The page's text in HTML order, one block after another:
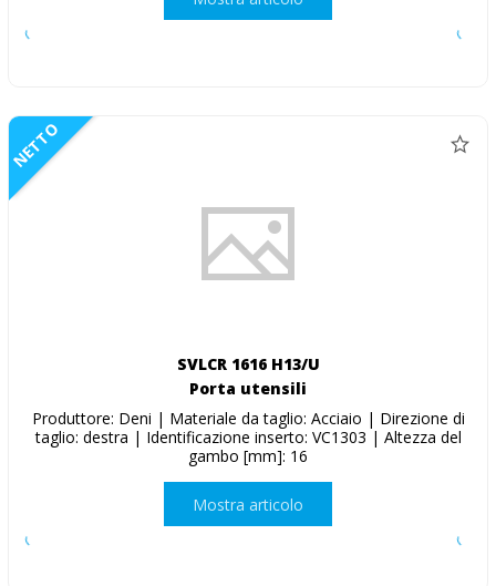
NETTO
SVLCR 1616 H13/U
Porta utensili
Produttore: Deni | Materiale da taglio: Acciaio | Direzione di
taglio: destra | Identificazione inserto: VC1303 | Altezza del
gambo [mm]: 16
Mostra articolo